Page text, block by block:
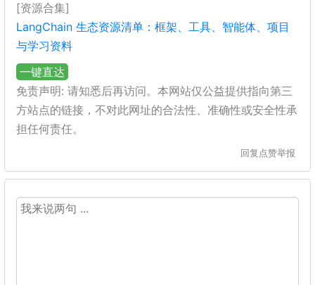
[资源合集]
LangChain 生态资源清单：框架、工具、智能体、项目
与学习资料
一键直达
免责声明: 请知悉后再访问。本网站仅公益提供指向第三
方站点的链接，不对此网址的合法性、准确性或安全性承
担任何责任。
回复 点赞举报